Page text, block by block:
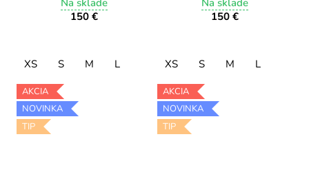
sukňou 9581/2 navy
Na sklade
150 €
XS S M L
sukňou 9581/1 emerald
green
Na sklade
150 €
XS S M L
AKCIA
NOVINKA
TIP
AKCIA
NOVINKA
TIP